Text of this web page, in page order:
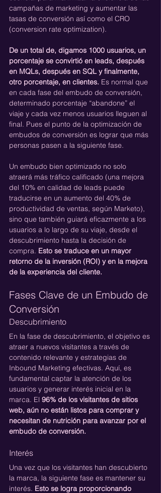
campañas de marketing y aumentar las
tasas de conversión así como el CRO
(conversion rate optimization).
De un total de, digamos 1000 usuarios, un
porcentaje se convirtió en leads, después
en MQLs, después en SQL y finalmente,
otro porcentaje, en clientes. Es normal que
en cada fase del embudo de conversión,
determinado porcentaje “abandone” el
viaje y cada vez menos usuarios lleguen al
final. Pues el punto de la optimización de
embudos de conversión es lograr que más
personas pasen a la siguiente fase.
Un embudo bien optimizado no solo
atraerá más tráfico calificado (una mejora
del 10% en calidad de leads puede
traducirse en un aumento del 40% de
productividad de ventas, según Marketo),
sino que también guiará eficazmente a los
usuarios a lo largo de su viaje, desde el
descubrimiento hasta la decisión de
compra. Esto se traduce en un mayor
retorno de la inversión (ROI) y en la mejora
de la experiencia del cliente.
Fases Clave de un Embudo de
Conversión
Descubrimiento
En la fase de descubrimiento, el objetivo es
atraer a nuevos visitantes a través de
contenido relevante y estrategias de
Inbound Marketing efectivas. Aquí, es
fundamental captar la atención de los
usuarios y generar interés inicial en la
marca. El 96% de los visitantes de sitios
web, aún no están listos para comprar y
necesitan de nutrición para avanzar por el
embudo de conversión.
Interés
Una vez que los visitantes han descubierto
la marca, la siguiente fase es mantener su
interés. Esto se logra proporcionando